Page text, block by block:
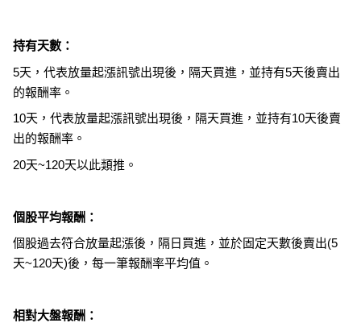
持有天數：
5天，代表放量起漲訊號出現後，隔天買進，並持有5天後賣出
的報酬率。
10天，代表放量起漲訊號出現後，隔天買進，並持有10天後賣
出的報酬率。
20天~120天以此類推。
個股平均報酬：
個股過去符合放量起漲後，隔日買進，並於固定天數後賣出(5
天~120天)後，每一筆報酬率平均值。
相對大盤報酬：